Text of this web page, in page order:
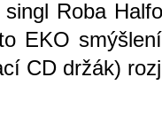
Roba
EKO
CD držák)